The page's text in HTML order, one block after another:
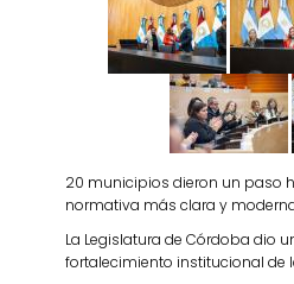
20 municipios dieron un paso
normativa más clara y
La Legislatura de Córdoba dio
fortalecimiento institucional de